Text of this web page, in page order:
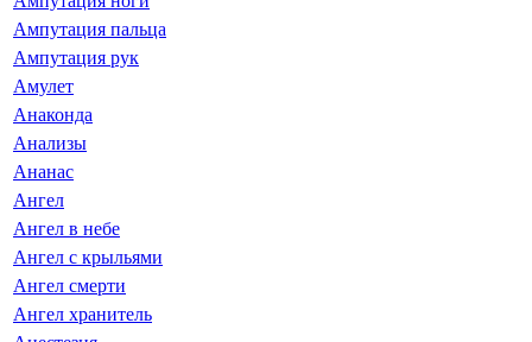
Ампутация пальца
Ампутация рук
Амулет
Анаконда
Анализы
Ананас
Ангел
Ангел в небе
Ангел с крыльями
Ангел смерти
Ангел хранитель